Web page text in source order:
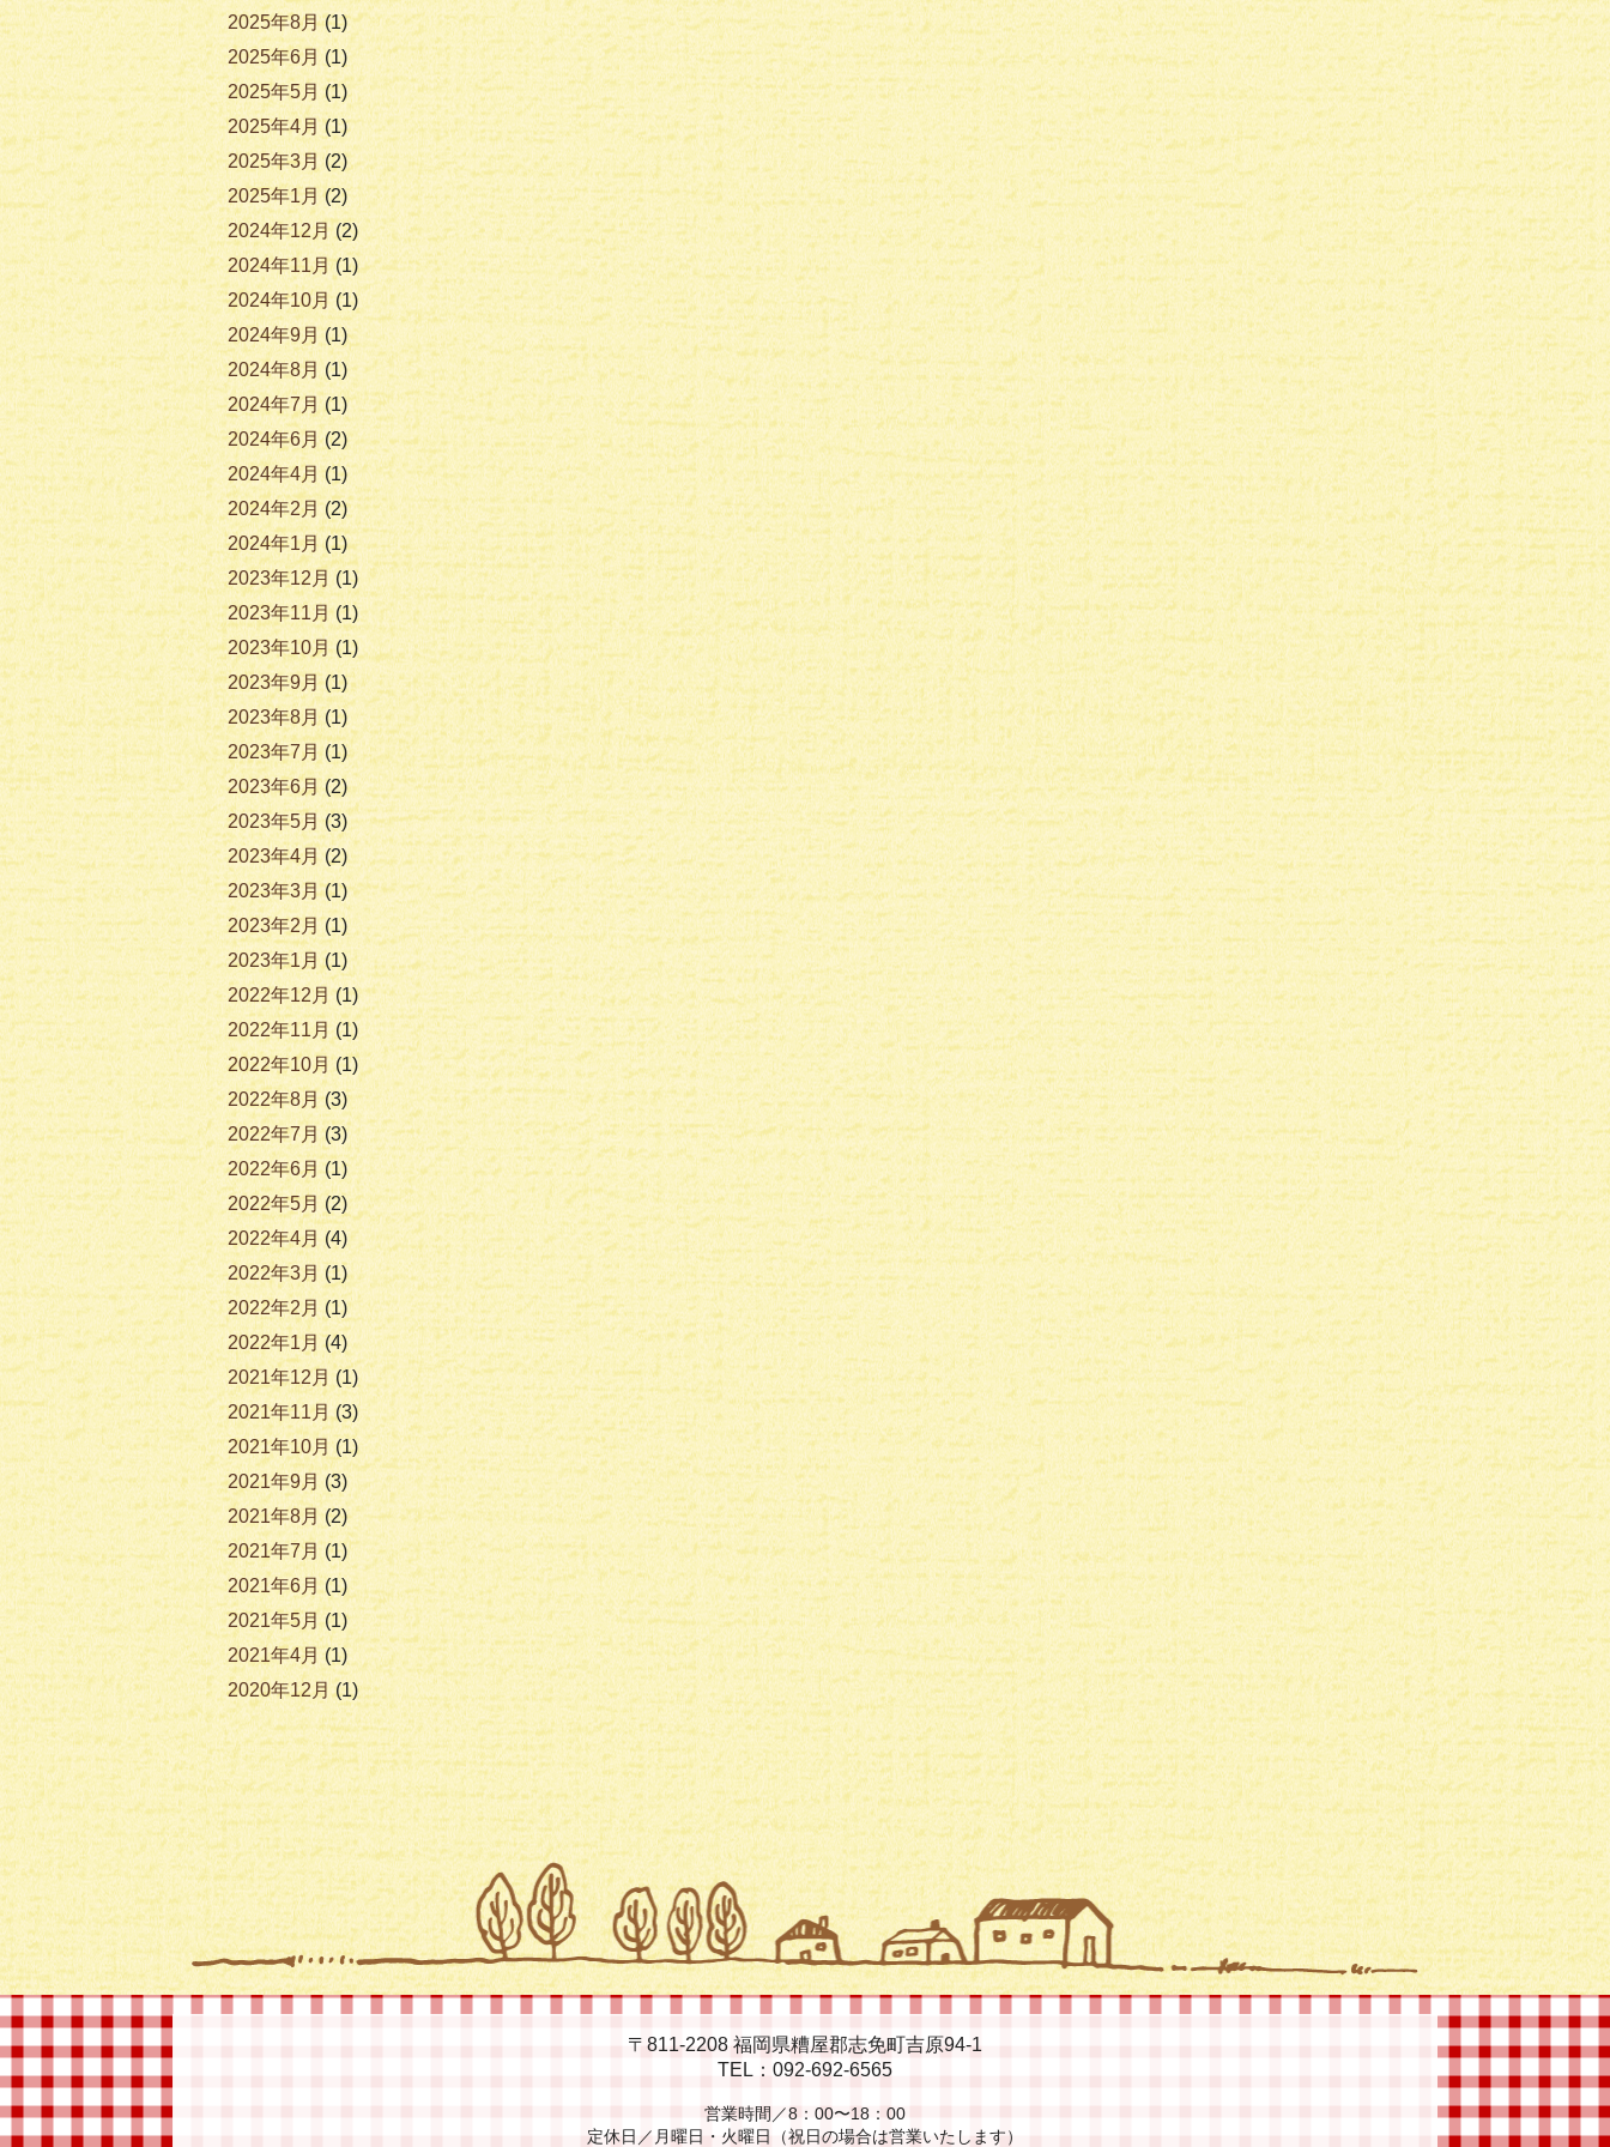
2025年8月(1)
2025年6月 (1)
2025年5月 (1)
2025年4月(1)
2025年3月 (2)
2025年1月 (2)
2024年12月(2)
2024年11月(1)
2024年10月(1)
2024年9月 (1)
2024年8月(1)
2024年7月(1)
2024年6月(2)
2024年4月 (1)
2024年2月 (2)
2024年1月(1)
2023年12月 (1)
2023年11月(1)
2023年10月(1)
2023年9月(1)
2023年8月(1)
2023年7月(1)
2023年6月(2)
2023年5月(3)
2023年4月(2)
2023年3月(1)
2023年2月(1)
2023年1月 (1)
2022年12月 (1)
2022年11月(1)
2022年10月(1)
2022年8月(3)
2022年7月 (3)
2022年6月(1)
2022年5月 (2)
2022年4月 (4)
2022年3月 (1)
2022年2月 (1)
2022年1月 (4)
2021年12月 (1)
2021年11月(3)
2021年10月(1)
2021年9月 (3)
2021年8月(2)
2021年7月(1)
2021年6月(1)
2021年5月(1)
2021年4月(1)
2020年12月 (1)
〒811-2208 福岡県糟屋郡志免町吉原94-1
TEL：092-692-6565
営業時間／8：00〜18：00
定休日／ 月曜日・火曜日（祝日の場合は営業いたします）